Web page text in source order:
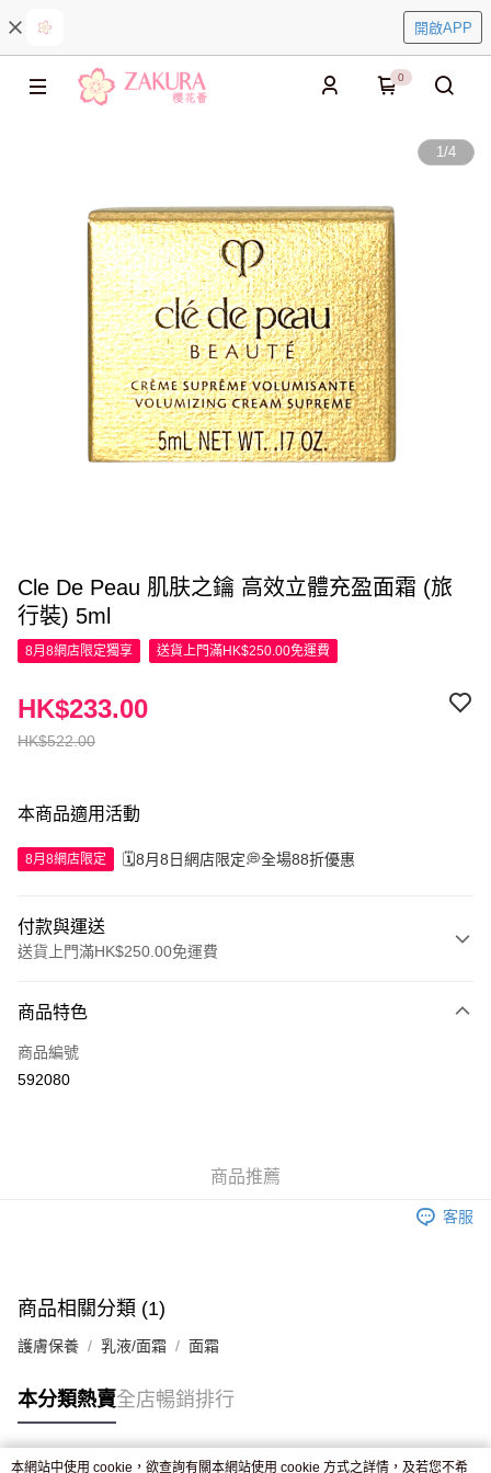
開啟APP
0
1/4
Cle De Peau 肌肤之鑰 高效立體充盈面霜 (旅
行裝) 5ml
8月8網店限定獨享 送貨上門滿HK$250.00免運費
HK$522.00
HK$233.00
本商品適用活動
8月8網店限定 🗓️8月8日網店限定💭全場88折優惠
付款與運送
送貨上門滿HK$250.00免運費
信用卡
Apple Pay
付款後門市自取，訂單確認後2-4個工作天到店，7天內取。逾期後
商品特色
商品編號
592080
商品推薦
客服
商品相關分類 (1)
護膚保養 乳液/面霜 面霜
本分類熱賣全店暢銷排行
本網站中使用 cookie，欲查詢有關本網站使用 cookie 方式之詳情，及若您不希